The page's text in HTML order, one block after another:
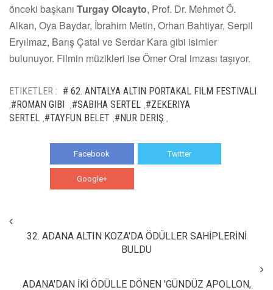
önceki başkanı Turgay Olcayto, Prof. Dr. Mehmet Ö.
Alkan, Oya Baydar, İbrahim Metin, Orhan Bahtiyar, Serpil
Eryılmaz, Barış Çatal ve Serdar Kara gibi isimler
bulunuyor. Filmin müzikleri ise Ömer Oral imzası taşıyor.
ETIKETLER : # 62. ANTALYA ALTIN PORTAKAL FILM FESTIVALI
#ROMAN GIBI #SABIHA SERTEL #ZEKERIYA
SERTEL #TAYFUN BELET #NUR DERIŞ
Facebook Twitter
Google+
32. ADANA ALTIN KOZA'DA ÖDÜLLER SAHİPLERİNİ
BULDU
ADANA'DAN İKİ ÖDÜLLE DÖNEN 'GÜNDÜZ APOLLON,